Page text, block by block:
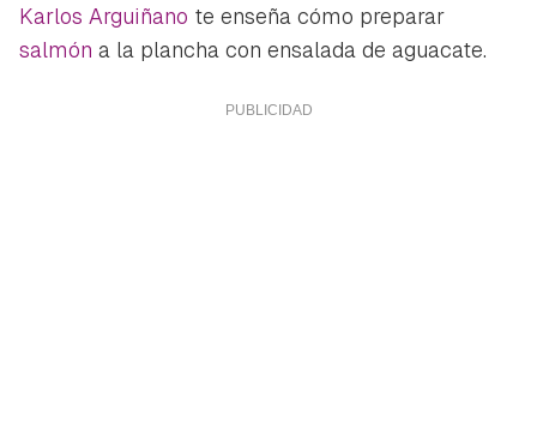
Karlos Arguiñano te enseña cómo preparar
salmón a la plancha con ensalada de aguacate.